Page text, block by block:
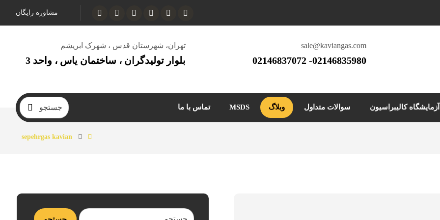
مشاوره رایگان
تهران، شهرستان قدس ، شهرک ابریشم
بلوار تولیدگران ، ساختمان یاس ، واحد 3
sale@kaviangas.com
02146835980- 02146837072
آزمایشگاه کالیبراسیون سوالات متداول وبلاگ MSDS تماس با ما
sepehrgas kavian